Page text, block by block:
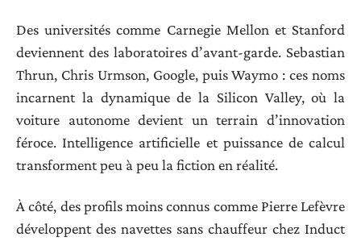
Des universités comme Carnegie Mellon et Stanford
deviennent des laboratoires d’avant-garde. Sebastian
Thrun, Chris Urmson, Google, puis Waymo : ces noms
incarnent la dynamique de la Silicon Valley, où la
voiture autonome devient un terrain d’innovation
féroce. Intelligence artificielle et puissance de calcul
transforment peu à peu la fiction en réalité.
À côté, des profils moins connus comme Pierre Lefèvre
développent des navettes sans chauffeur chez Induct